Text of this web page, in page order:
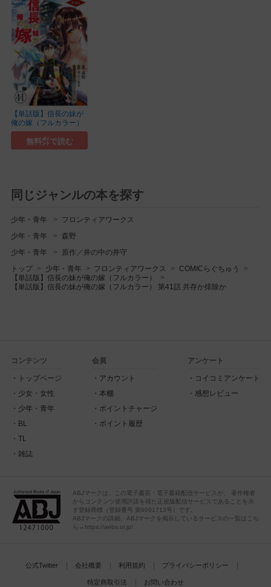
【単話版】信長の妹が
俺の嫁（フルカラー）
無料㌽で読む
同じジャンルの本を探す
少年・青年 フロンティアワークス
少年・青年 森野
少年・青年 原作／井の中の井守
トップ 少年・青年 フロンティアワークス
COMICらぐちゅう
【単話版】信長の妹が俺の嫁（フルカラー）
【単話版】信長の妹が俺の嫁（フルカラー） 第41話 共存か排除か
コンテンツ
トップページ
少女・女性
少年・青年
BL
TL
雑誌
会員
アカウント
本棚
ポイントチャージ
ポイント履歴
アンケート
コイコミアンケート
感想レビュー
ABJマークは、この電子書店・電子書籍配信サービスが、 著作権者
からコンテンツ使用許諾を得た正規版配信サービスであることを示
す登録商標（登録番号 第6091713号）です。
ABJマークの詳細、ABJマークを掲示しているサービスの一覧はこち
ら→https://aebs.or.jp/
公式Twitter 会社概要 利用規約 プライバシーポリシー
特定商取引法 お問い合わせ